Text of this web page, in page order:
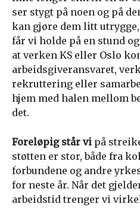
ser stygt på noen og på
kan gjøre dem litt
får vi holde på en stund
at verken KS eller Oslo
arbeidsgiveransvaret,
rekruttering eller
hjem med halen mellom
det.
Foreløpig står vi på
støtten er stor, både fra
forbundene og andre
for neste år. Når det
arbeidstid trenger vi